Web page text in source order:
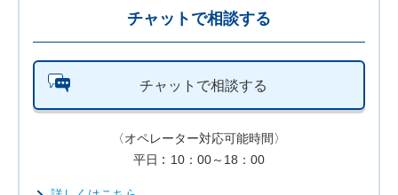
チャットで相談する
チャットで相談する
〈オペレーター対応可能時間〉
平日
10：00～18：00